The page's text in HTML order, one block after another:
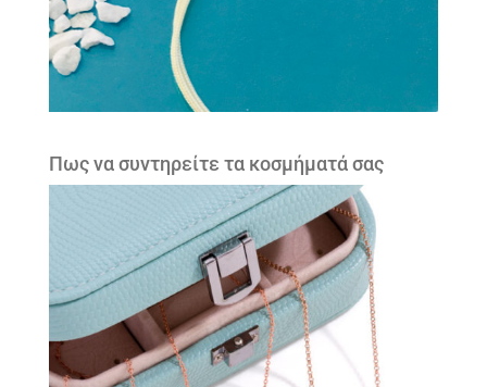
Πως να συντηρείτε τα κοσμήματά σας